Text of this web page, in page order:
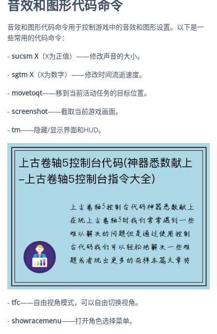
音效和图形代码命令
音效和图形代码命令用于控制游戏中的音效和图形设置。以下是一
些常用的代码命令：
- sucsm X（X为正值）——修改声音的大小。
- sgtm X（X为数字）——修改时间流逝速度。
- movetoqt——移到当前活动任务的目标位置。
- screenshot——截取当前游戏画面。
- tm——隐藏/显示界面和HUD。
- tfc——自由视角模式，可以自由切换视角。
- showracemenu——打开角色选择菜单。